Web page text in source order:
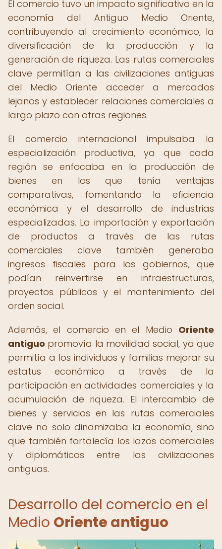
El comercio tuvo un impacto significativo en la
economía del Antiguo Medio Oriente,
contribuyendo al crecimiento económico, la
diversificación de la producción y la
generación de riqueza. Las rutas comerciales
clave permitían a las civilizaciones antiguas
del Medio Oriente acceder a mercados
lejanos y establecer relaciones comerciales a
largo plazo con otras regiones.
El comercio internacional impulsaba la
especialización productiva, ya que cada
región se enfocaba en la producción de
bienes en los que tenía ventajas
comparativas, fomentando la eficiencia
económica y el desarrollo de industrias
especializadas. La importación y exportación
de productos a través de las rutas
comerciales clave también generaba
ingresos fiscales para los gobiernos, que
podían reinvertirse en infraestructuras,
proyectos públicos y el mantenimiento del
orden social.
Además, el comercio en el Medio Oriente
antiguo promovía la movilidad social, ya que
permitía a los individuos y familias mejorar su
estatus económico a través de la
participación en actividades comerciales y la
acumulación de riqueza. El intercambio de
bienes y servicios en las rutas comerciales
clave no solo dinamizaba la economía, sino
que también fortalecía los lazos comerciales
y diplomáticos entre las civilizaciones
antiguas.
Desarrollo del comercio en el
Medio Oriente antiguo